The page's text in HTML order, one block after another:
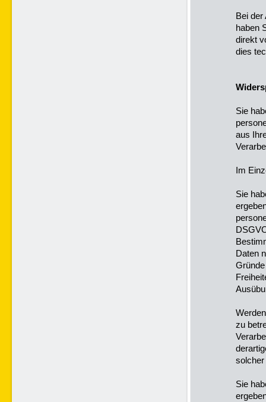
Bei der
haben
direkt
dies
Sie
aus
Im
Sie
Daten
zu
solcher
Sie